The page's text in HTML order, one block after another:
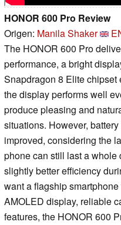
HONOR 600 Pro Review
Origen: Manila Shaker
The HONOR 600 Pro
performance, a bright
Snapdragon 8 Elite
the display performs well
produce pleasing and
situations. However,
improved, considering the
phone can still last a
slightly better efficiency
want a flagship
AMOLED display, reliable
features, the HONOR 600